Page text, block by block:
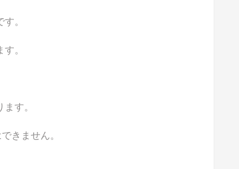
。
。
す。
きません。